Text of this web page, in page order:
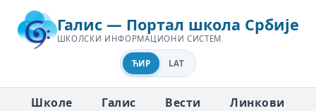
Галис — Портал школа Србије
ШКОЛСКИ ИНФОРМАЦИОНИ СИСТЕМ
ЋИР LAT
Школе Галис Вести
Линкови